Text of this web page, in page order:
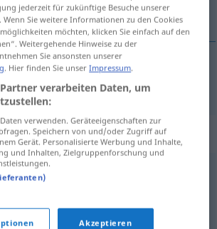
inmaterialidad
für "inmaterialidad"
,inmaterial
jederzeit für zukünftige Besuche unserer
Sie weitere Informationen zu den Cookies
möchten, klicken Sie einfach auf den
Weitergehende Hinweise zu der
Sie ansonsten unserer
. Hier finden Sie unserImpressum.
verarbeiten Daten, um
verwenden. Geräteeigenschaften zur
Speichern von und/oder Zugriff auf
Gerät. Personalisierte Werbung und Inhalte,
und Inhalten, Zielgruppenforschung und
Akzeptieren